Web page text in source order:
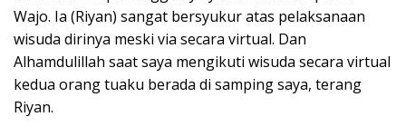
Wajo. Ia (Riyan) sangat bersyukur atas pelaksanaan
wisuda dirinya meski via secara virtual. Dan
Alhamdulillah saat saya mengikuti wisuda secara virtual
kedua orang tuaku berada di samping saya, terang
Riyan.